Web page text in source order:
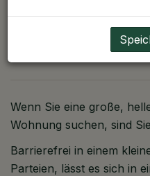
Beschreibung
Wenn Sie eine große,
Wohnung suchen, sind
Barrierefrei in einem
Parteien, lässt es sich in